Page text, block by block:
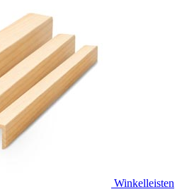
Winkelleisten